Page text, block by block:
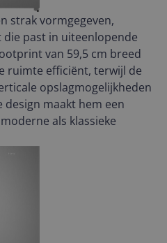
strak vormgegeven,
past in uiteenlopende
van 59,5 cm breed
ruimte efficiënt, terwijl de
opslagmogelijkheden
maakt hem een
als klassieke